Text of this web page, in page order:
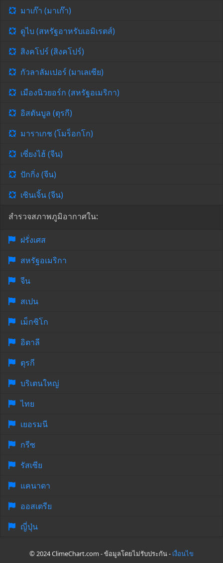
มาเก๊า (มาเก๊า)
ดูไบ (สหรัฐอาหรับเอมิเรตส์)
สิงคโปร์ (สิงคโปร์)
กัวลาลัมเปอร์ (มาเลเซีย)
เมืองนิวยอร์ก (สหรัฐอเมริกา)
อิสตันบูล (ตุรกี)
มาราเกช (โมร็อกโก)
เซี่ยงไฮ้ (จีน)
ปักกิ่ง (จีน)
เซินเจิ้น (จีน)
สำรวจสภาพภูมิอากาศใน:
ฝรั่งเศส
สหรัฐอเมริกา
จีน
สเปน
เม็กซิโก
อิตาลี
ตุรกี
บริเตนใหญ่
ไทย
เยอรมนี
กรีซ
รัสเซีย
แคนาดา
ออสเตรีย
ญี่ปุ่น
© 2024 ClimeChart.com - ข้อมูลโดยไม่รับประกัน - เงื่อนไข